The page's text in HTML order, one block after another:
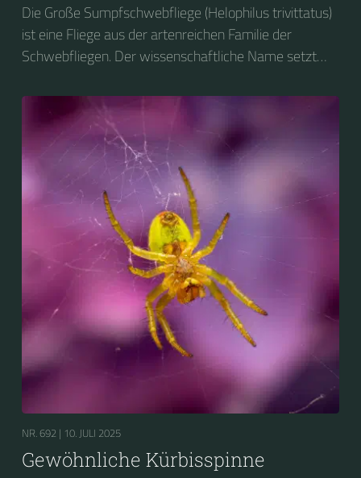
Die Große Sumpfschwebfliege (Helophilus trivittatus)
ist eine Fliege aus der artenreichen Familie der
Schwebfliegen. Der wissenschaftliche Name setzt
(φίλος, gr.) „Freund“, tri (lat.) „drei“ und vitta (lat.) „Band,
Schärpe“ zusammen. Helophilus nimmt darauf Bezug,
dass das Insekt feuchte Gebiete bevorzugt, trivittatus
erklärt sich dadurch, dass die Fliege drei Streifen auf
dem Brustschild trägt. Die Zeichnung des Hinterleibs
erinnert an eine Wespe....
NR. 692 | 10. JULI 2025
Gewöhnliche Kürbisspinne